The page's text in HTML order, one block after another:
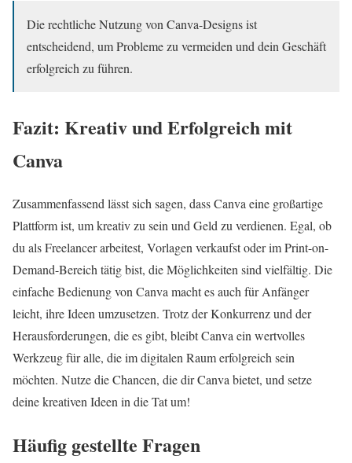
Die rechtliche Nutzung von Canva-Designs ist
entscheidend, um Probleme zu vermeiden und dein Geschäft
erfolgreich zu führen.
Fazit: Kreativ und Erfolgreich mit
Canva
Zusammenfassend lässt sich sagen, dass Canva eine großartige
Plattform ist, um kreativ zu sein und Geld zu verdienen. Egal, ob
du als Freelancer arbeitest, Vorlagen verkaufst oder im Print-on-
Demand-Bereich tätig bist, die Möglichkeiten sind vielfältig. Die
einfache Bedienung von Canva macht es auch für Anfänger
leicht, ihre Ideen umzusetzen. Trotz der Konkurrenz und der
Herausforderungen, die es gibt, bleibt Canva ein wertvolles
Werkzeug für alle, die im digitalen Raum erfolgreich sein
möchten. Nutze die Chancen, die dir Canva bietet, und setze
deine kreativen Ideen in die Tat um!
Häufig gestellte Fragen